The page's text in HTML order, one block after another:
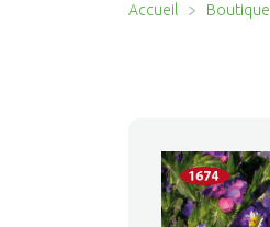
Accueil Boutique